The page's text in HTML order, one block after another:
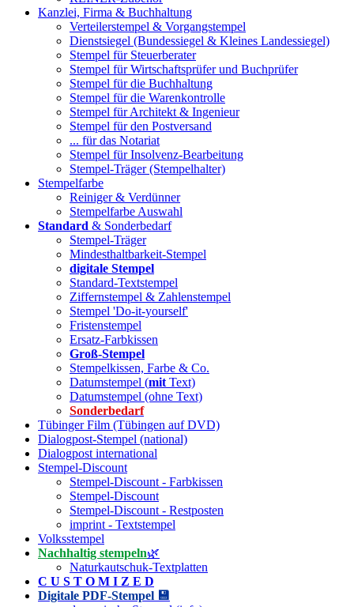
Kanzlei, Firma & Buchhaltung
Verteilerstempel & Vorgangstempel
Dienstsiegel (Bundessiegel & Kleines Landessiegel)
Stempel für Steuerberater
Stempel für Wirtschaftsprüfer und Buchprüfer
Stempel für die Buchhaltung
Stempel für die Warenkontrolle
Stempel für Architekt & Ingenieur
Stempel für den Postversand
... für das Notariat
Stempel für Insolvenz-Bearbeitung
Stempel-Träger (Stempelhalter)
Stempelfarbe
Reiniger & Verdünner
Stempelfarbe Auswahl
Standard & Sonderbedarf
Stempel-Träger
Mindesthaltbarkeit-Stempel
digitale Stempel
Standard-Textstempel
Ziffernstempel & Zahlenstempel
Stempel 'Do-it-yourself'
Fristenstempel
Ersatz-Farbkissen
Groß-Stempel
Stempelkissen, Farbe & Co.
Datumstempel (mit Text)
Datumstempel (ohne Text)
Sonderbedarf
Tübinger Film (Tübingen auf DVD)
Dialogpost-Stempel (national)
Dialogpost international
Stempel-Discount
Stempel-Discount - Farbkissen
Stempel-Discount
Stempel-Discount - Restposten
imprint - Textstempel
Volksstempel
Nachhaltig stempeln🌿
Naturkautschuk-Textplatten
C U S T O M I Z E D
Digitale PDF-Stempel 💾